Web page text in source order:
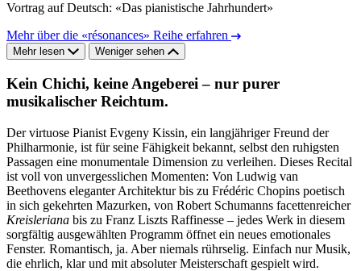
Vortrag auf Deutsch: «Das pianistische Jahrhundert»
Mehr über die «résonances» Reihe erfahren
Mehr lesen Weniger sehen
Kein Chichi, keine Angeberei – nur purer
musikalischer Reichtum.
Der virtuose Pianist Evgeny Kissin, ein langjähriger Freund der
Philharmonie, ist für seine Fähigkeit bekannt, selbst den ruhigsten
Passagen eine monumentale Dimension zu verleihen. Dieses Recital
ist voll von unvergesslichen Momenten: Von Ludwig van
Beethovens eleganter Architektur bis zu Frédéric Chopins poetisch
in sich gekehrten Mazurken, von Robert Schumanns facettenreicher
Kreisleriana bis zu Franz Liszts Raffinesse – jedes Werk in diesem
sorgfältig ausgewählten Programm öffnet ein neues emotionales
Fenster. Romantisch, ja. Aber niemals rührselig. Einfach nur Musik,
die ehrlich, klar und mit absoluter Meisterschaft gespielt wird.